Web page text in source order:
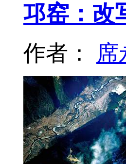
邛窑：改
作者： 席